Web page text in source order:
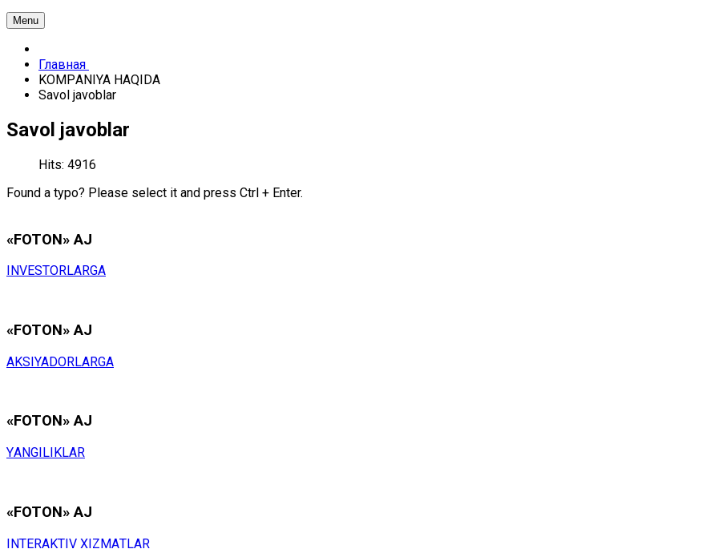
Menu
Главная
KОMPАNIYA HАQIDА
Sаvоl jаvоblаr
Sаvоl jаvоblаr
Hits: 4916
Found a typo? Please select it and press Ctrl + Enter.
«FOTON» АJ
INVЕSTОRLАRGА
«FOTON» АJ
АKSIYADОRLАRGА
«FOTON» АJ
YАNGILIKLАR
«FOTON» АJ
INTЕRАKTIV ХIZMАTLАR